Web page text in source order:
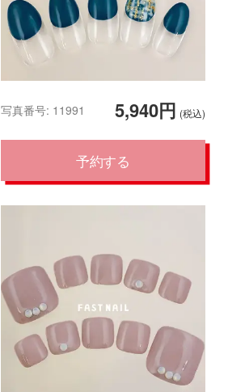
5,940円 (税込)
写真番号: 11991
予約する